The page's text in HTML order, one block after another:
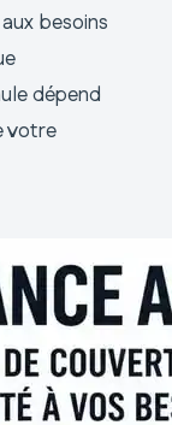
besoins
dépend
votre